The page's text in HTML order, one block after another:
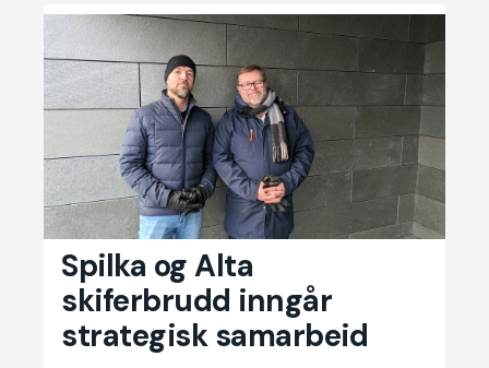
Spilka
Alta
skiferbrudd
Spilka og Alta
skiferbrudd inngår
strategisk samarbeid